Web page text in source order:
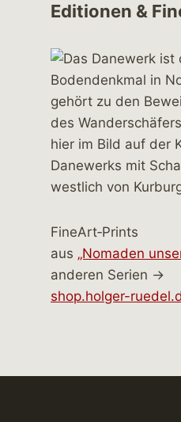
Editionen &
FineArt‑Prints
aus „Nomaden
anderen Serien →
shop.holger-